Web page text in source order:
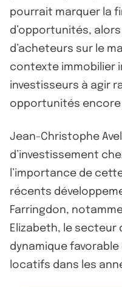
pourrait marquer la
d’opportunités,
d’acheteurs sur le
contexte immobilier
investisseurs à agir
opportunités encore
Jean-Christophe
d’investissement
l’importance de
récents
Farringdon,
Elizabeth, le secteur
dynamique
locatifs dans les